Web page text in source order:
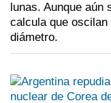
lunas. Aunque
calcula que
diámetro.